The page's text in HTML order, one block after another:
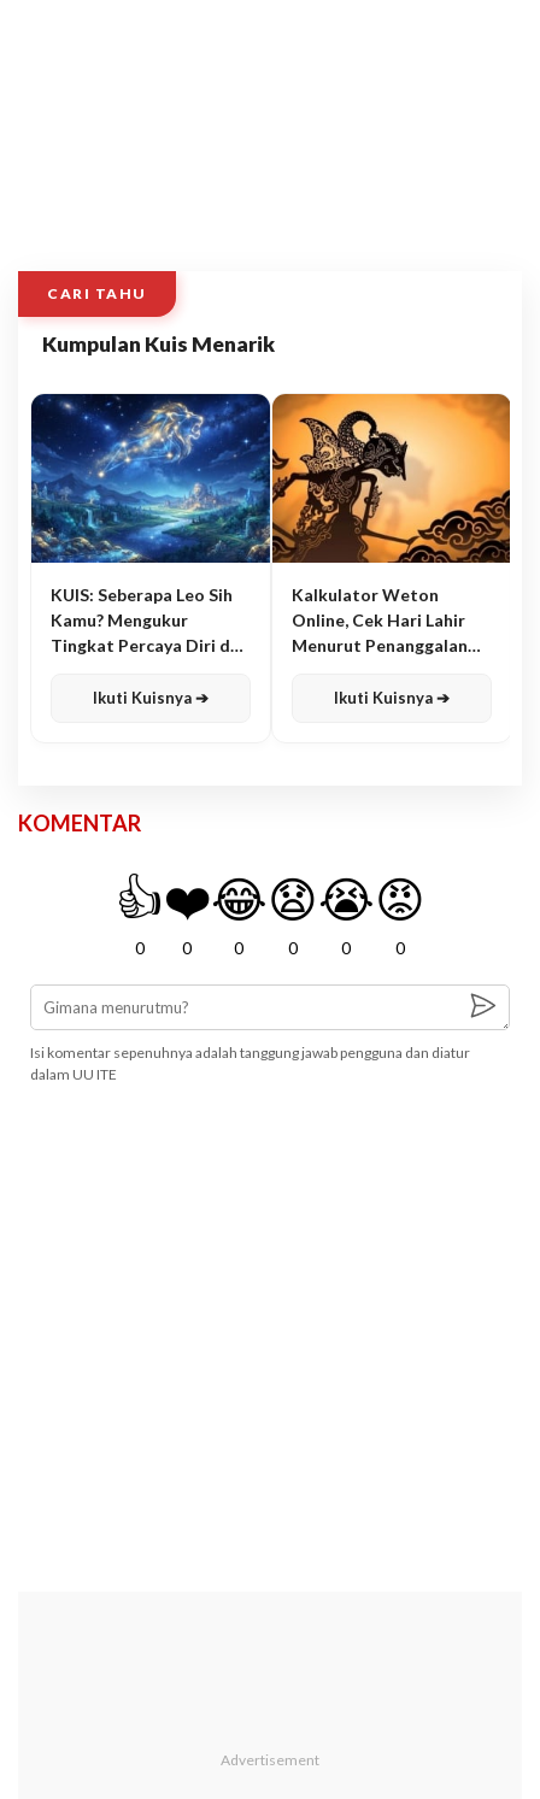
CARI TAHU
Kumpulan Kuis Menarik
KUIS: Seberapa Leo Sih
Kamu? Mengukur
Tingkat Percaya Diri dan
Ikuti Kuisnya ➔
Kalkulator Weton
Online, Cek Hari Lahir
Menurut Penanggalan
Ikuti Kuisnya ➔
KOMENTAR
👍
0
❤️
0
😂
0
😧
0
😭
0
😡
0
Isi komentar sepenuhnya adalah tanggung jawab pengguna dan diatur
dalam UU ITE